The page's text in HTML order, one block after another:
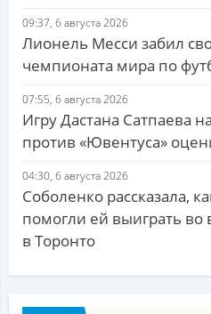
09:37, 6 августа 2026
Лионель Месси забил
чемпионата мира по
07:55, 6 августа 2026
Игру Дастана Сатпаева
против «Ювентуса»
04:30, 6 августа 2026
Соболенко рассказала,
помогли ей выиграть во
в Торонто